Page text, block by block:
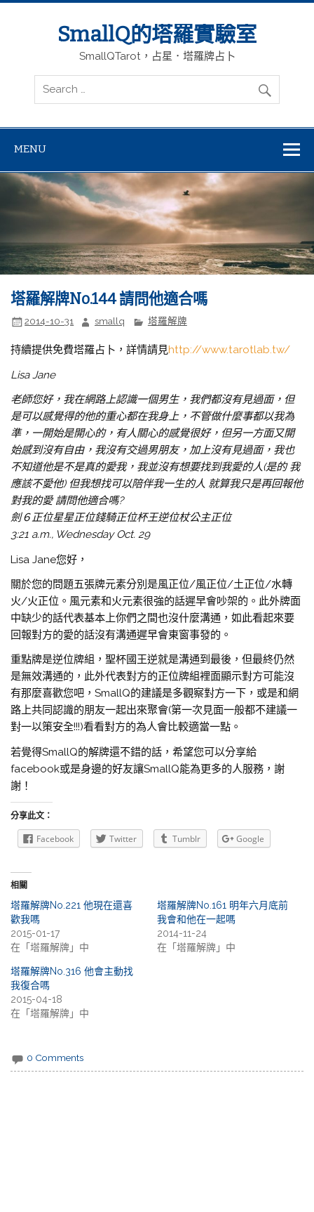
SmallQ的塔羅實驗室
SmallQTarot，占星．塔羅牌占卜
MENU
塔羅解牌No.144 請問他適合嗎
2014-10-31 smallq 塔羅解牌
持續提供免費塔羅占卜，詳情請見http://www.tarotlab.tw/
Lisa Jane
老師您好，我在網路上認識一個男生，我們都沒有見過面，但
是可以感覺得的他的重心都在我身上，不管做什麼事都以我為
準，一開始是開心的，有人關心的感覺很好，但另一方面又開
始感到沒有自由，我沒有交過男朋友，加上沒有見過面，我也
不知道他是不是真的愛我，我並沒有想要找到我愛的人(是的 我
應該不愛他) 但我想找可以陪伴我一生的人 就算我只是再回報他
對我的愛 請問他適合嗎?
劍６正位星星正位錢騎正位杯王逆位杖公主正位
3:21 a.m., Wednesday Oct. 29
Lisa Jane您好，
關於您的問題五張牌元素分別是風正位/風正位/土正位/水轉
火/火正位。風元素和火元素很強的話遲早會吵架的。此外牌面
中缺少的話代表基本上你們之間也沒什麼溝通，如此看起來要
回報對方的愛的話沒有溝通遲早會東窗事發的。
重點牌是逆位牌組，聖杯國王逆就是溝通到最後，但最終仍然
是無效溝通的，此外代表對方的正位牌組裡面顯示對方可能沒
有那麼喜歡您吧，SmallQ的建議是多觀察對方一下，或是和網
路上共同認識的朋友一起出來聚會(第一次見面一般都不建議一
對一以策安全!!!)看看對方的為人會比較適當一點。
若覺得SmallQ的解牌還不錯的話，希望您可以分享給
facebook或是身邊的好友讓SmallQ能為更多的人服務，謝
謝！
分享此文：
Facebook Twitter Tumblr Google
相關
塔羅解牌No.221 他現在還喜
歡我嗎
2015-01-17
在「塔羅解牌」中
塔羅解牌No.161 明年六月底前
我會和他在一起嗎
2014-11-24
在「塔羅解牌」中
塔羅解牌No.316 他會主動找
我復合嗎
2015-04-18
在「塔羅解牌」中
0 Comments